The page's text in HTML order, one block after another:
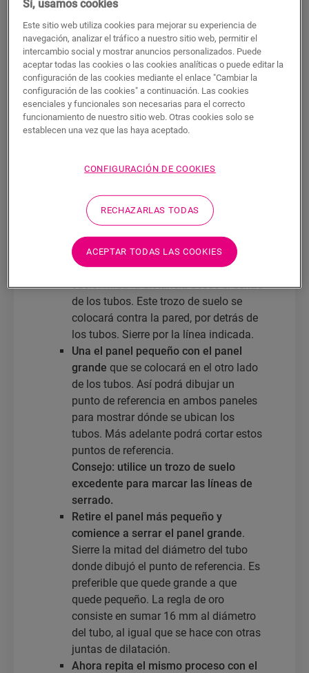
radiador u otros tipos de tuberías puede ser
complicado, pero con las herramientas y
técnicas adecuadas, puede lograr un
acabado limpio y profesional. Antes de
comenzar, necesitará un cuchillo, un lápiz,
una cinta métrica, una pistola de silicona y
una sierra de calar o una broca de mariposa.
Siga estos pasos para cortar el suelo
laminado alrededor de los tubos del radiador:
Corte la capa de subsuelo alrededor de
cubrir todo el espacio vacío. Use cinta
adhesiva para sujetarlo todo.
Coloque el suelo laminado frente a los
tubos. Dibuje la distancia entre las
tuberías y la pared con un trozo de
suelo. Mida la distancia desde el centro
de los tubos. Este trozo de suelo se
colocará contra la pared, por detrás de
los tubos. Sierre por la línea indicada.
Una el panel pequeño con el panel
grande que se colocará en el otro lado
de los tubos. Así podrá dibujar un
punto de referencia en ambos paneles
para mostrar dónde se ubican los
tubos. Más adelante podrá cortar estos
puntos de referencia.
Consejo: utilice un trozo de suelo
excedente para marcar las líneas de
serrado.
Retire el panel más pequeño y
comience a serrar el panel grande.
Sierre la mitad del diámetro del tubo
donde dibujó el punto de referencia. Es
preferible que quede grande a que
quede pequeño. La regla de oro
consiste en sumar 16 mm al diámetro
del tubo, al igual que se hace con otras
juntas de dilatación.
Ahora repita el mismo proceso con el
Sí, usamos cookies
Este sitio web utiliza cookies para mejorar su experiencia de
navegación, analizar el tráfico a nuestro sitio web, permitir el
intercambio social y mostrar anuncios personalizados. Puede
aceptar todas las cookies o las cookies analíticas o puede editar la
configuración de las cookies mediante el enlace "Cambiar la
configuración de las cookies" a continuación. Las cookies
esenciales y funcionales son necesarias para el correcto
funcionamiento de nuestro sitio web. Otras cookies solo se
establecen una vez que las haya aceptado.
CONFIGURACIÓN DE COOKIES
RECHAZARLAS TODAS
ACEPTAR TODAS LAS COOKIES